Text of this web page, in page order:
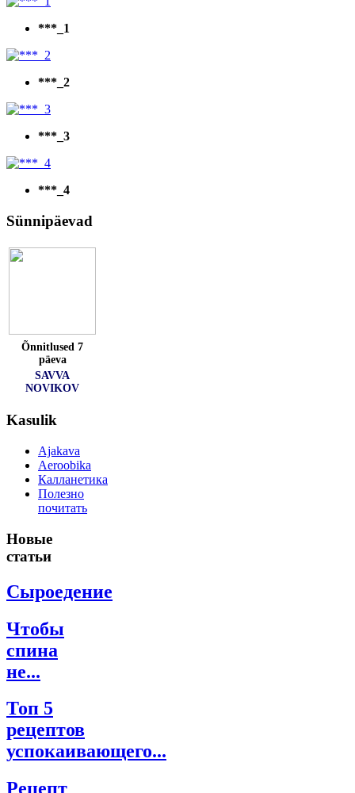
***_1
***_2
***_3
***_4
Sünnipäevad
Õnnitlused 7
päeva
SAVVA
NOVIKOV
Kasulik
Ajakava
Aeroobika
Калланетика
Полезно
почитать
Новые
статьи
Сыроедение
Чтобы
спина
не...
Топ 5
рецептов
успокаивающего...
Рецепт